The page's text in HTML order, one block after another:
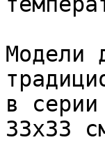
Модели
в серии
33х33